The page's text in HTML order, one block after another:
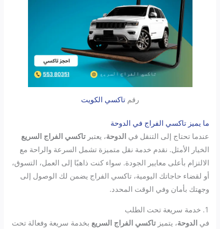
رقم تاكسي الكويت
ما يميز تاكسي الفراج في الدوحة
عندما تحتاج إلى التنقل فيالدوحة، يعتبرتاكسي الفراج السريع
الخيار الأمثل. نقدم خدمة نقل متميزة تشمل السرعة والراحة مع
الالتزام بأعلى معايير الجودة. سواء كنت ذاهبًا إلى العمل، التسوق،
أو لقضاء حاجاتك اليومية، تاكسي الفراج يضمن لك الوصول إلى
وجهتك بأمان وفي الوقت المحدد.
1. خدمة سريعة تحت الطلب
فيالدوحة، يتميزتاكسي الفراج السريع بخدمة سريعة وفعالة تحت